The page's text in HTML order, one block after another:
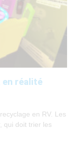
en réalité
en RV. Les
qui doit trier les